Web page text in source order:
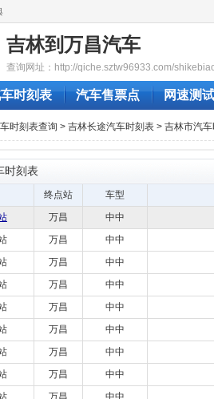
吉林到万昌汽车
查询网址：http://qiche.sztw96933.com/
时刻表 汽车售票点 网速测试
时刻表查询 > 吉林长途汽车时刻表 > 吉林市汽
时刻表
终点站
车型
万昌
中中
万昌
中中
万昌
中中
万昌
中中
万昌
中中
万昌
中中
万昌
中中
万昌
中中
万昌
中中